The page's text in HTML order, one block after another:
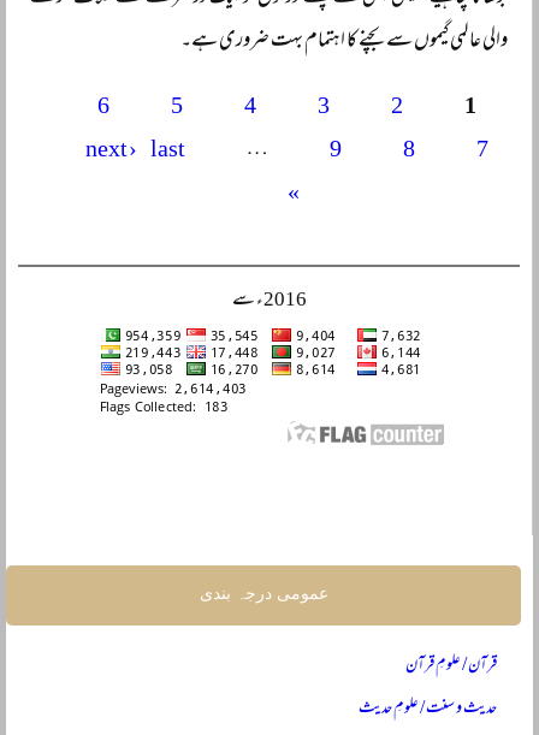
والی عالمی گیموں سے بچنے کا اہتمام بہت ضروری ہے۔
Pages
1
2
3
4
5
6
7
8
9
…
next › last
»
2016ء سے
عمومی درجہ بندی
قرآن / علومِ قرآن
حدیث و سنت / علومِ حدیث